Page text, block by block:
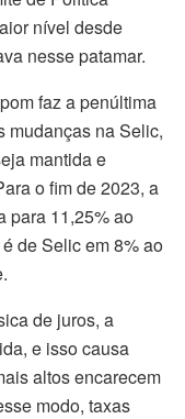
nível desde
nesse patamar.
faz a penúltima
mudanças na Selic,
mantida e
o fim de 2023, a
para 11,25% ao
de Selic em 8% ao
de juros, a
e isso causa
altos encarecem
modo, taxas